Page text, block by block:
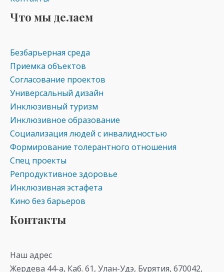
Что мы делаем
Безбарьерная среда
Приемка объектов
Согласование проектов
Универсальный дизайн
Инклюзивный туризм
Инклюзивное образование
Социализация людей с инвалидностью
Формирование толерантного отношения
Спец проекты
Репродуктивное здоровье
Инклюзивная эстафета
Кино без барьеров
Контакты
Наш адрес
Жердева 44-а, Каб. 61, Улан-Удэ, Бурятия, 670042,